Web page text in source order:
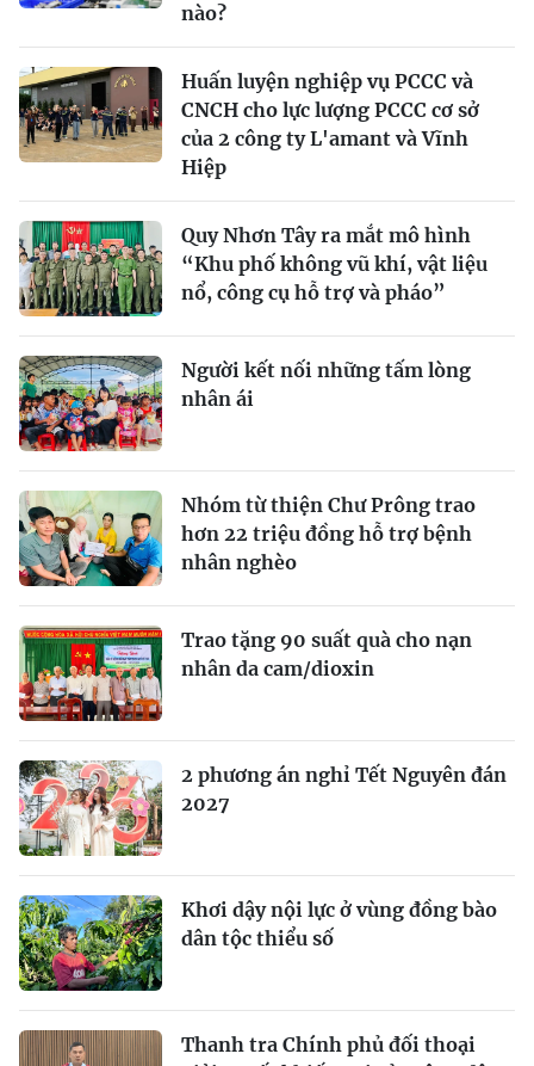
nào?
Huấn luyện nghiệp vụ PCCC và
CNCH cho lực lượng PCCC cơ sở
của 2 công ty L'amant và Vĩnh
Hiệp
Quy Nhơn Tây ra mắt mô hình
“Khu phố không vũ khí, vật liệu
nổ, công cụ hỗ trợ và pháo”
Người kết nối những tấm lòng
nhân ái
Nhóm từ thiện Chư Prông trao
hơn 22 triệu đồng hỗ trợ bệnh
nhân nghèo
Trao tặng 90 suất quà cho nạn
nhân da cam/dioxin
2 phương án nghỉ Tết Nguyên đán
2027
Khơi dậy nội lực ở vùng đồng bào
dân tộc thiểu số
Thanh tra Chính phủ đối thoại